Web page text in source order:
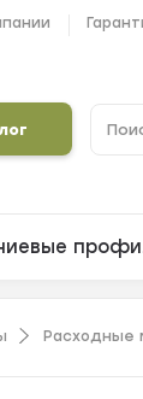
Расходные